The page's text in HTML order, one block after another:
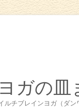
ガの
ルチブレインヨガ（ダ